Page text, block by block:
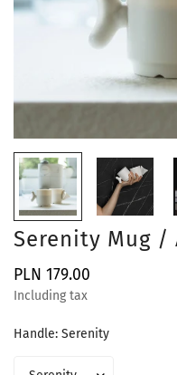
Serenity Mug /
Normal
price
PLN 179.00
Including tax
Handle: Serenity